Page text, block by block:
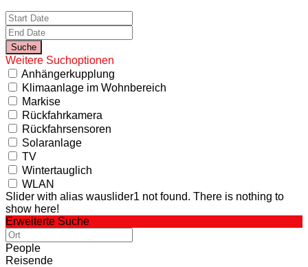
Weitere Suchoptionen
Anhängerkupplung
Klimaanlage im Wohnbereich
Markise
Rückfahrkamera
Rückfahrsensoren
Solaranlage
TV
Wintertauglich
WLAN
Slider with alias wauslider1 not found. There is nothing to
show here!
Erweiterte Suche
People
Reisende